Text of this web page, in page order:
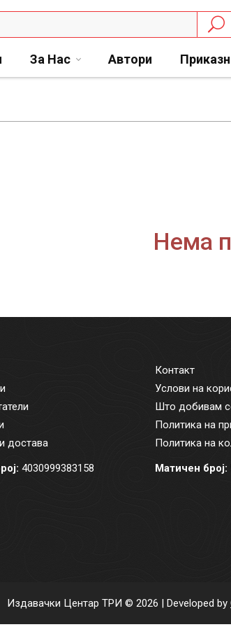
За Нас Автори
Нема
достава
4030999383158
Контакт
Услови на
Што добивам
Политика на
Политика на
Матичен број:
Издавачки Центар ТРИ © 2026 | Developed by